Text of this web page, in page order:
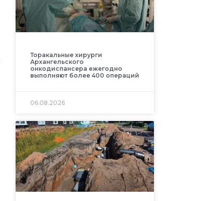
Торакальные хирурги
Архангельского
онкодиспансера ежегодно
выполняют более 400 операций
06.08.2026